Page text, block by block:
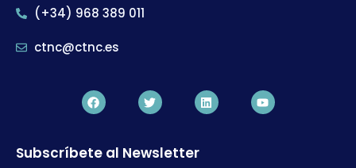
(+34) 968 389 011
ctnc@ctnc.es
Subscríbete al Newsletter